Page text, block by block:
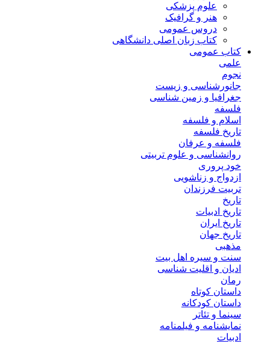
علوم پزشکی
هنر و گرافیک
دروس عمومی
کتاب زبان اصلی دانشگاهی
کتاب عمومی
علمی
نجوم
جانورشناسی و زیست
جغرافیا و زمین شناسی
فلسفه
اسلام و فلسفه
تاریخ فلسفه
فلسفه و عرفان
روانشناسی و علوم تربیتی
خود پروری
ازدواج و زناشویی
تربیت فرزندان
تاریخ
تاریخ ادبیات
تاریخ ایران
تاریخ جهان
مذهبی
سنت و سیره اهل بیت
ادیان و اقلیت شناسی
رمان
داستان کوتاه
داستان کودکانه
سینما و تئاتر
نمایشنامه و فیلمنامه
ادبیات